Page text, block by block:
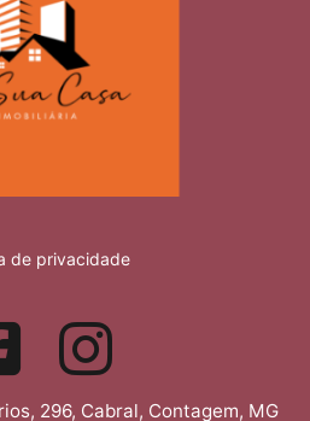
de privacidade
296, Cabral, Contagem, MG